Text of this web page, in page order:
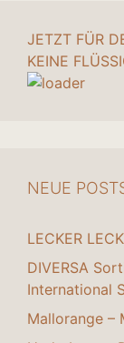
JETZT FÜR
KEINE
NEUE
LECKER
DIVERSA
International
Mallorange –